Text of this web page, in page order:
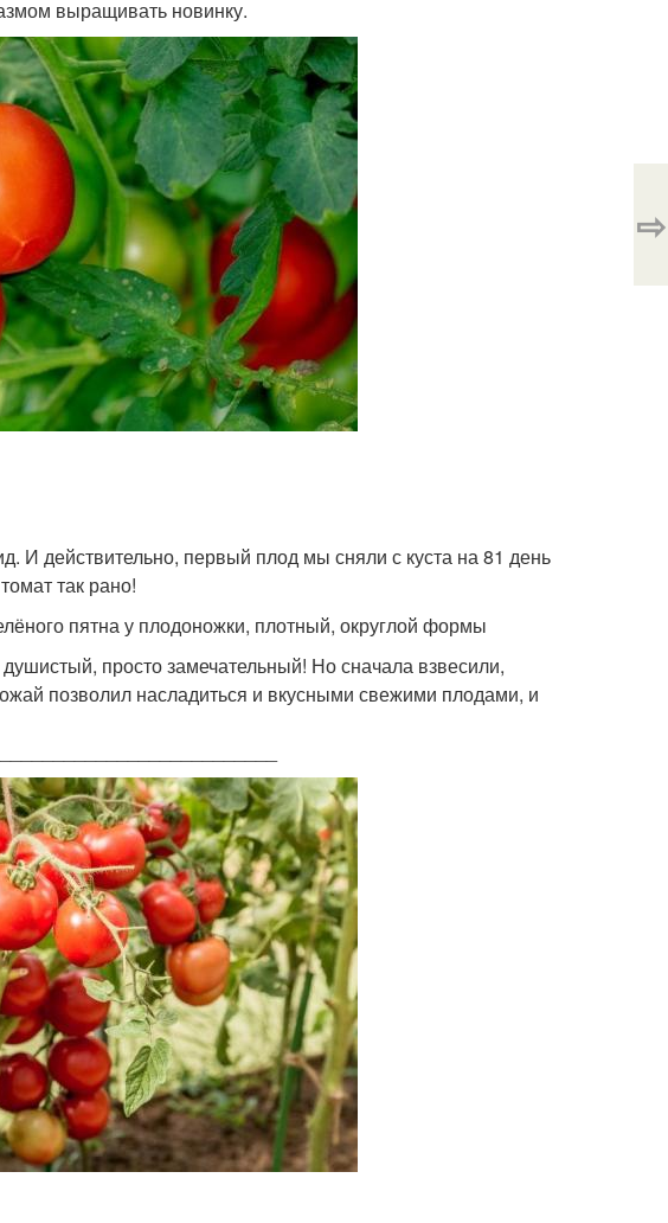
выращивать новинку.
И действительно, первый плод мы сняли с куста на 81 день
так рано!
пятна у плодоножки, плотный, округлой формы
просто замечательный! Но сначала взвесили,
позволил насладиться и вкусными свежими плодами, и
⇨